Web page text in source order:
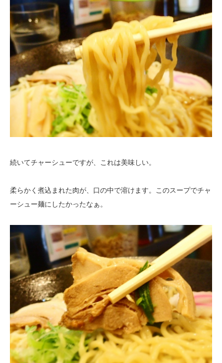
続いてチャーシューですが、これは美味しい。
柔らかく煮込まれた肉が、口の中で溶けます。このスープでチャ
ーシュー麺にしたかったなぁ。